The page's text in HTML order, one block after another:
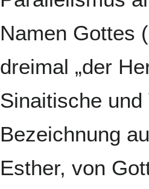
Namen Gottes
dreimal „der
Sinaitische
Bezeichnung
Esther, von